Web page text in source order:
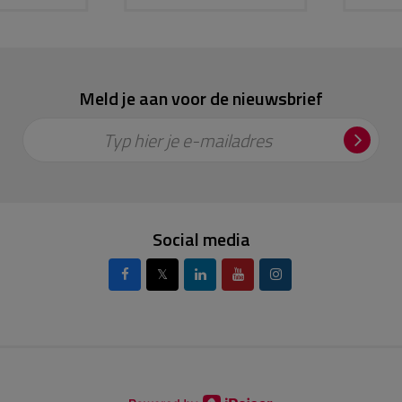
Meld je aan voor de nieuwsbrief
Typ hier je e-mailadres
Social media
𝕏